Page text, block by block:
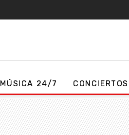
MÚSICA 24/7 CONCIERTOS